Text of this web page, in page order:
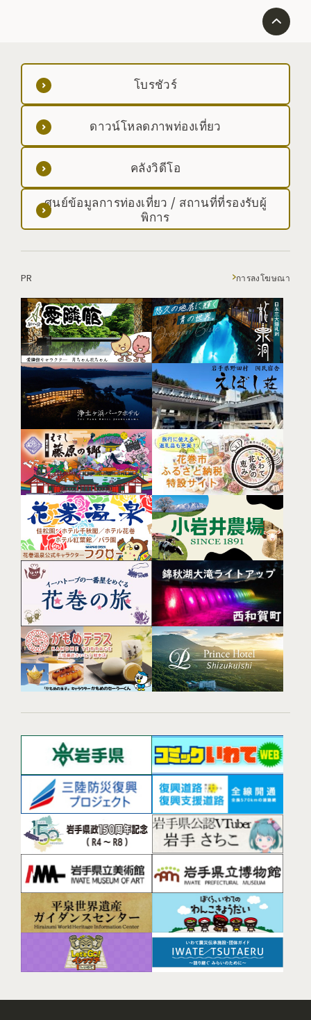
โบรชัวร์
ดาวน์โหลดภาพท่องเที่ยว
คลังวิดีโอ
ศูนย์ข้อมูลการท่องเที่ยว / สถานที่ที่รองรับผู้
พิการ
PR การลงโฆษณา